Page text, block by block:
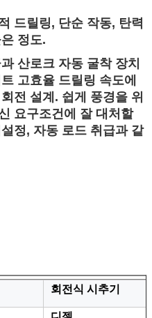
드릴링, 단순 작동, 탄력
정도.
산로크 자동 굴착 장치
고효율 드릴링 속도에
전 설계. 쉽게 풍경을 위
요구조건에 잘 대처할
정, 자동 로드 취급과 같
회전식 시추기